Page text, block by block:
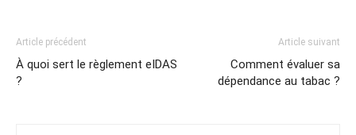
Article précédent
À quoi sert le règlement eIDAS
?
Article suivant
Comment évaluer sa
dépendance au tabac ?